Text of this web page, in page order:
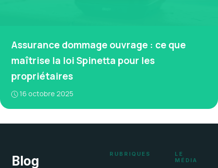
Assurance dommage ouvrage : ce que
maîtrise la loi Spinetta pour les
propriétaires
16 octobre 2025
Blog
RUBRIQUES
LE
MÉDIA